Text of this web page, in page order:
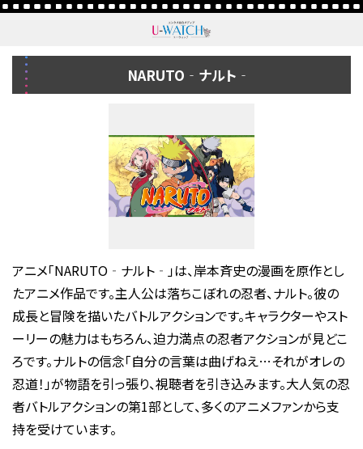
NARUTO‐ナルト‐
アニメ「NARUTO‐ナルト‐」は、岸本斉史の漫画を原作とし
たアニメ作品です。主人公は落ちこぼれの忍者、ナルト。彼の
成長と冒険を描いたバトルアクションです。キャラクターやスト
ーリーの魅力はもちろん、迫力満点の忍者アクションが見どこ
ろです。ナルトの信念「自分の言葉は曲げねえ…それがオレの
忍道！」が物語を引っ張り、視聴者を引き込みます。大人気の忍
者バトルアクションの第1部として、多くのアニメファンから支
持を受けています。